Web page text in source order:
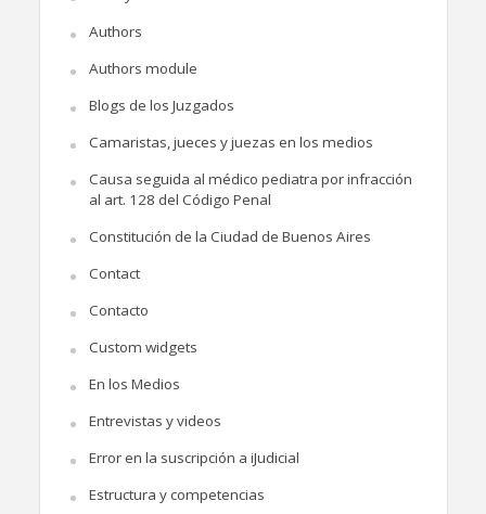
Authors
Authors module
Blogs de los Juzgados
Camaristas, jueces y juezas en los medios
Causa seguida al médico pediatra por infracción
al art. 128 del Código Penal
Constitución de la Ciudad de Buenos Aires
Contact
Contacto
Custom widgets
En los Medios
Entrevistas y videos
Error en la suscripción a iJudicial
Estructura y competencias